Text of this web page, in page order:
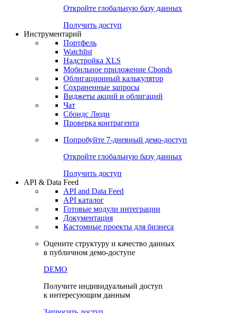
Откройте глобальную базу данных
Получить доступ
Инструментарий
Портфель
Watchlist
Надстройка XLS
Мобильное приложение Cbonds
Облигационный калькулятор
Сохраненные запросы
Виджеты акций и облигаций
Чат
Сбондс Люди
Проверка контрагента
Попробуйте 7-дневный демо-доступ
Откройте глобальную базу данных
Получить доступ
API & Data Feed
API and Data Feed
API каталог
Готовые модули интеграции
Документация
Кастомные проекты для бизнеса
Оцените структуру и качество данных
в публичном демо-доступе
DEMO
Получите индивидуальный доступ
к интересующим данным